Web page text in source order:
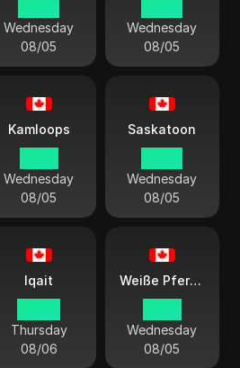
Wednesday
08/05
Wednesday
08/05
Kamloops
Wednesday
08/05
Saskatoon
Wednesday
08/05
Iqait
Thursday
08/06
Weiße Pferdestadt
Wednesday
08/05